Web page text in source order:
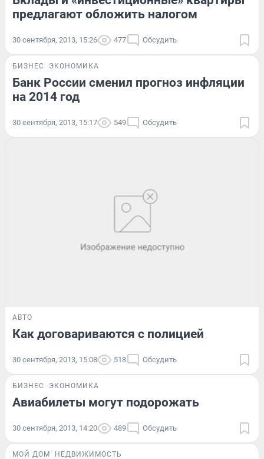
предлагают обложить налогом
30 сентября, 2013, 15:26 477 Обсудить
БИЗНЕС ЭКОНОМИКА
Банк России сменил прогноз инфляции
на 2014 год
30 сентября, 2013, 15:17 549 Обсудить
АВТО
Как договариваются с полицией
30 сентября, 2013, 15:08 518 Обсудить
БИЗНЕС ЭКОНОМИКА
Авиабилеты могут подорожать
30 сентября, 2013, 14:20 489 Обсудить
МОЙ ДОМ НЕДВИЖИМОСТЬ